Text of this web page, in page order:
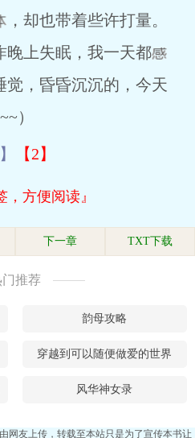
，却也带着些许打量。
上失眠，我一天都
觉，昏昏沉沉的，今天
）
【2】
，方便阅读』
下一章 TXT下载
推荐
韵母攻略
穿越到可以随便做爱的世界
风华神女录
网友上传，转载至本站只是为了宣传本书让